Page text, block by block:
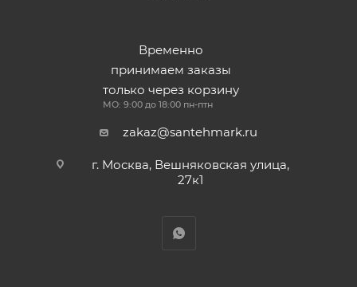
Временно
принимаем заказы
только через корзину
МО: 9:00 до 18:00 пн-птн
zakaz@santehmark.ru
г. Москва, Вешняковская улица,
27к1